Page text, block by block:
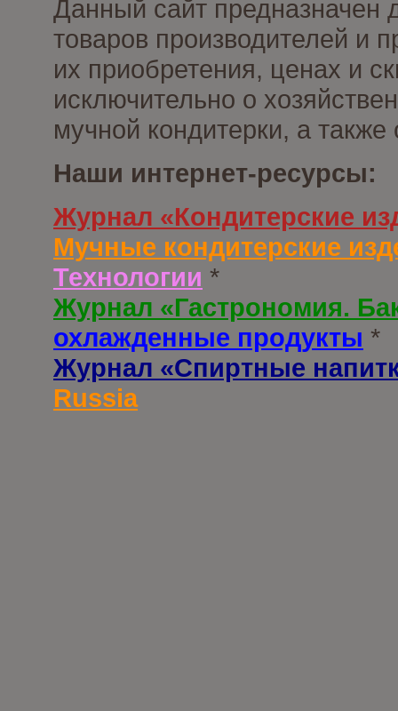
Данный сайт предназначен
товаров производителей и
их приобретения, ценах и
исключительно о
мучной кондитерки, а
Наши интернет-ресурсы:
Журнал «Кондитерские
Мучные кондитерские
Технологии *
Журнал «Гастрономия.
охлажденные продукты *
Журнал «Спиртные
Russia